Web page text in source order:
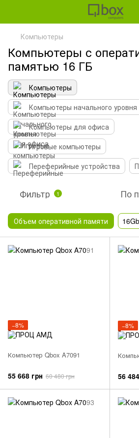
Компьютеры
Компьютеры с
памятью 16 ГБ
Компьютеры
Компьютеры начального уровня
Компьютеры для офиса
Игровые компьютеры
Переферийные устройства
Фильтр 1 По
Объем оперативной памяти 16Gb
−8%
Компьютер Qbox A7091
55 668 грн 60 480 грн
−8%
56